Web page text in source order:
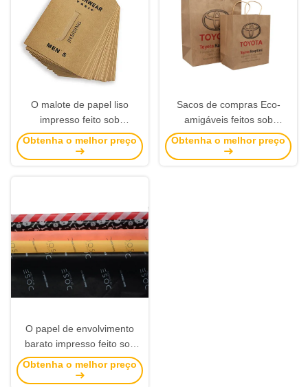
O malote de papel liso
impresso feito sob
encomenda de Kraft envolve
o pacote da janela da roupa
Obtenha o melhor preço
Sacos de compras Eco-
amigáveis feitos sob
encomenda do papel de
embalagem de Brown com
Obtenha o melhor preço
O papel de envolvimento
barato impresso feito sob
encomenda marcou a venda
por atacado de
Obtenha o melhor preço